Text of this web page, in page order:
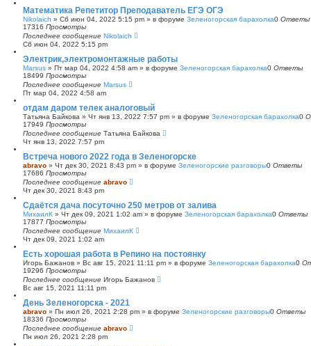
Математика Репетитор Преподаватель ЕГЭ ОГЭ
Nikolaich » Сб июн 04, 2022 5:15 pm » в форуме Зеленогорская барахолка0 Ответы
17316 Просмотры
Последнее сообщение Nikolaich
Сб июн 04, 2022 5:15 pm
Электрик,электромонтажные работы
Marsus » Пт мар 04, 2022 4:58 am » в форуме Зеленогорская барахолка0 Ответы
18499 Просмотры
Последнее сообщение Marsus
Пт мар 04, 2022 4:58 am
отдам даром телек аналоговый
Татьяна Байкова » Чт янв 13, 2022 7:57 pm » в форуме Зеленогорская барахолка0
17949 Просмотры
Последнее сообщение Татьяна Байкова
Чт янв 13, 2022 7:57 pm
Встреча нового 2022 года в Зеленогорске
abravo » Чт дек 30, 2021 8:43 pm » в форуме Зеленогорские разговоры0 Ответы
17686 Просмотры
Последнее сообщение abravo
Чт дек 30, 2021 8:43 pm
Сдаётся дача посуточно 250 метров от залива
МихаилК » Чт дек 09, 2021 1:02 am » в форуме Зеленогорская барахолка0 Ответы
17877 Просмотры
Последнее сообщение МихаилК
Чт дек 09, 2021 1:02 am
Есть хорошая работа в Репино на постоянку
Игорь Бажанов » Вс авг 15, 2021 11:11 pm » в форуме Зеленогорская барахолка0
19296 Просмотры
Последнее сообщение Игорь Бажанов
Вс авг 15, 2021 11:11 pm
День Зеленогорска - 2021
abravo » Пн июл 26, 2021 2:28 pm » в форуме Зеленогорские разговоры0 Ответы
18336 Просмотры
Последнее сообщение abravo
Пн июл 26, 2021 2:28 pm